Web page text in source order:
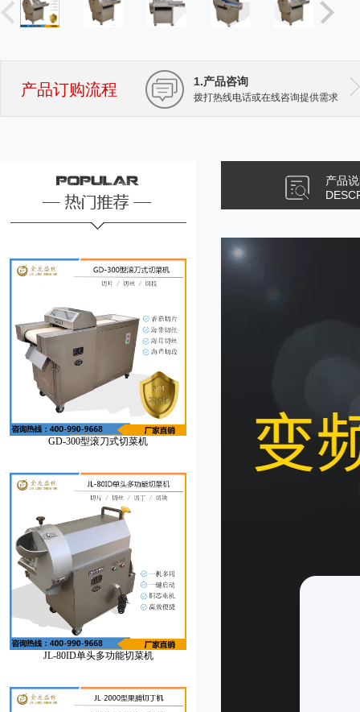
产品订购流程 1.产品咨询
拨打热线电话或在线咨询提供需求
JL-660型果脯切丁机
GD-300型滚刀式切菜机
JL-80ID单头多功能切菜机
产品